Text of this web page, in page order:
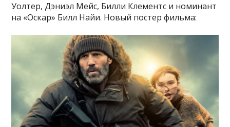
Уолтер, Дэниэл Мейс, Билли Клементс и номинант
на «Оскар» Билл Найи. Новый постер фильма: